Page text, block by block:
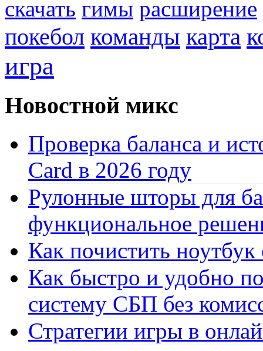
скачать гимы расширение
покебол команды карта
игра
Новостной микс
Проверка баланса и
Card в 2026 году
Рулонные шторы для
функциональное
Как почистить
Как быстро и удобно
систему СБП без
Стратегии игры в